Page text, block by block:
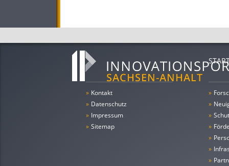
» Kontakt
» Datenschutz
» Impressum
» Sitemap
»
»
»
»
»
»
»